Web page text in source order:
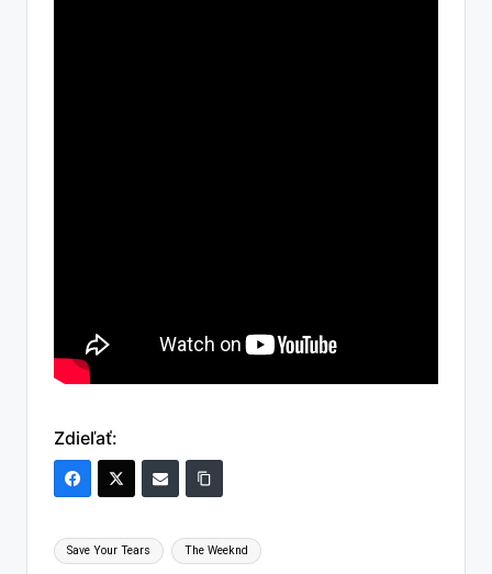
Zdieľať:
Tags:
Save Your Tears The Weeknd